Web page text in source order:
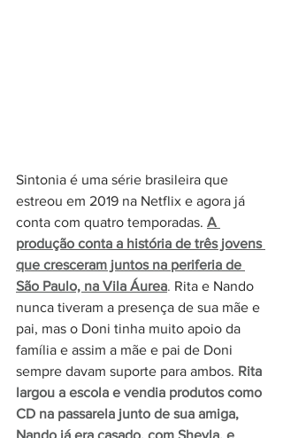
Sintonia é uma série brasileira que
estreou em 2019 na Netflix e agora já
conta com quatro temporadas. A
produção conta a história de três jovens
que cresceram juntos na periferia de
São Paulo, na Vila Áurea. Rita e Nando
nunca tiveram a presença de sua mãe e
pai, mas o Doni tinha muito apoio da
família e assim a mãe e pai de Doni
sempre davam suporte para ambos. Rita
largou a escola e vendia produtos como
CD na passarela junto de sua amiga,